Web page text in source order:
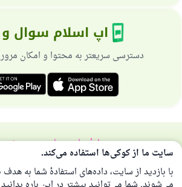
اپ اسلام سوال
دسترسی سریعتر به محتوا و امکان
دربارهٔ سایتسیاست حریم
همهٔ حقوق برای سایت اسلام سوال و جواب محفوظ است
سایت ما از کوکی‌ها استفاده می‌کند.
با بازدید از سایت، داده‌های استفادهٔ شما به